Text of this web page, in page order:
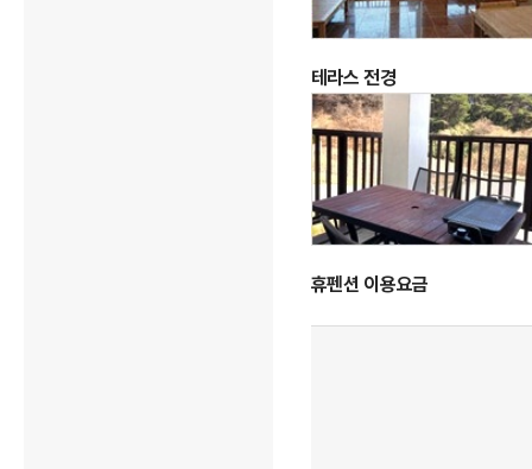
테라스 전경
휴펜션 이용요금